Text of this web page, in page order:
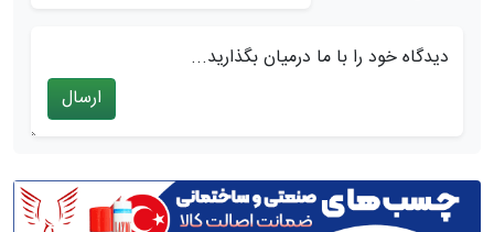
دیدگاه خود را با ما درمیان بگذارید...
ارسال